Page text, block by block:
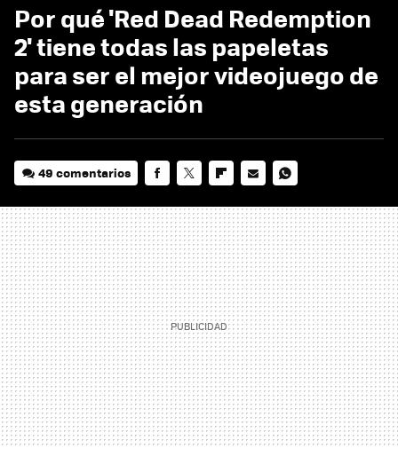
Por qué 'Red Dead Redemption
2' tiene todas las papeletas
para ser el mejor videojuego de
esta generación
49 comentarios
MAIL